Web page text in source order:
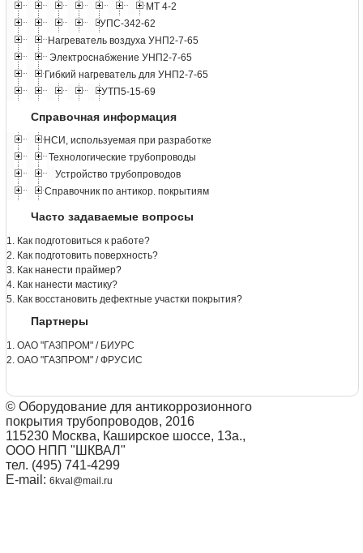
МТ 4-2
УПС-342-62
Нагреватель воздуха УНП2-7-65
Электроснабжение УНП2-7-65
Гибкий нагреватель для УНП2-7-65
УТП5-15-69
Справочная информация
НСИ, используемая при разработке
Технологические трубопроводы
Устройство трубопроводов
Справочник по антикор. покрытиям
Часто задаваемые вопросы
1. Как подготовиться к работе?
2. Как подготовить поверхность?
3. Как нанести праймер?
4. Как нанести мастику?
5. Как восстановить дефектные участки покрытия?
Партнеры
1. ОАО "ГАЗПРОМ" / БИУРС
2. ОАО "ГАЗПРОМ" / ФРУСИС
© Оборудование для антикоррозионного
покрытия трубопроводов, 2016
115230 Москва, Каширское шоссе, 13а.,
ООО НПП "ШКВАЛ"
тел. (495) 741-4299
E-mail: 6kval@mail.ru